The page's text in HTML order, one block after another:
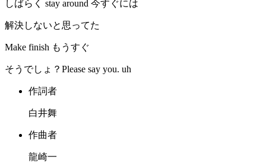
しばらく stay around 今すぐには
解決しないと思ってた
Make finish もうすぐ
そうでしょ？Please say you. uh
作詞者
白井舞
作曲者
龍崎一